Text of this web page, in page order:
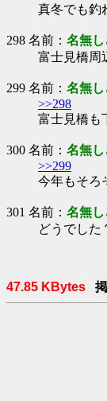
真冬でも釣
298 名前： 名無
富士見橋周
299 名前： 名無
>>298
富士見橋も
300 名前： 名無
>>299
今年もそろ
301 名前： 名無
どうでした
47.85 KBytes